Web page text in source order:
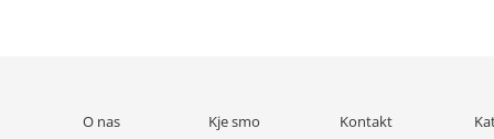
O nas Kje smo Kontakt